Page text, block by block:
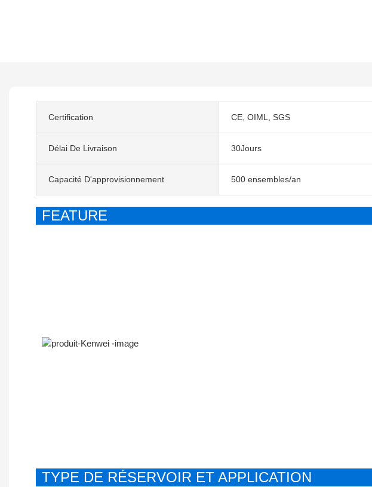
Certification CE, OIML, SGS
Délai De Livraison 30Jours
Capacité D'approvisionnement 500 ensembles/an
FEATURE
TYPE DE RÉSERVOIR ET APPLICATION